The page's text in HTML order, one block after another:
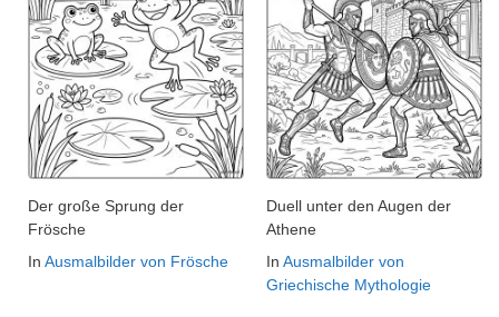
Der große Sprung der
Frösche
In Ausmalbilder von Frösche
Duell unter den Augen der
Athene
In Ausmalbilder von
Griechische Mythologie